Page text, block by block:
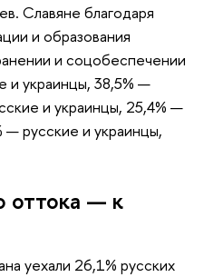
Славяне благодаря
и образования
и соцобеспечении
и украинцы, 38,5% —
и украинцы, 25,4% —
— русские и украинцы,
оттока — к
уехали 26,1% русских